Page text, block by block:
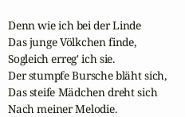
Denn wie ich bei der Linde
Das junge Völkchen finde,
Sogleich erreg' ich sie.
Der stumpfe Bursche bläht sich,
Das steife Mädchen dreht sich
Nach meiner Melodie.